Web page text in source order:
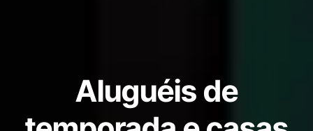
Aluguéis de